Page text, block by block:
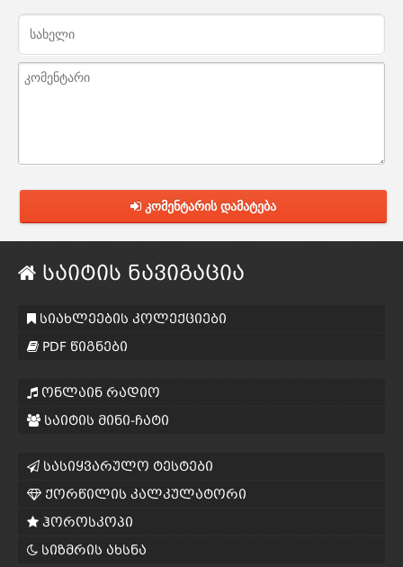
კომენტარის დამატება
საიტის ნავიგაცია
სიახლეების კოლექციები
PDF წიგნები
ონლაინ რადიო
საიტის მინი-ჩატი
სასიყვარულო ტესტები
ქორწილის კალკულატორი
ჰოროსკოპი
სიზმრის ახსნა